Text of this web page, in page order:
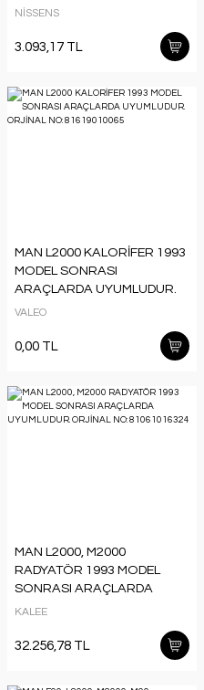
ORJİNAL NO: 81619010065
NİSSENS
3.093,17 TL
MAN L2000 KALORİFER 1993
MODEL SONRASI
ARAÇLARDA UYUMLUDUR.
ORJİNAL NO: 81619010065
VALEO
0,00 TL
MAN L2000, M2000
RADYATÖR 1993 MODEL
SONRASI ARAÇLARDA
UYUMLUDUR. ORJİNAL NO:
KALEE
32.256,78 TL